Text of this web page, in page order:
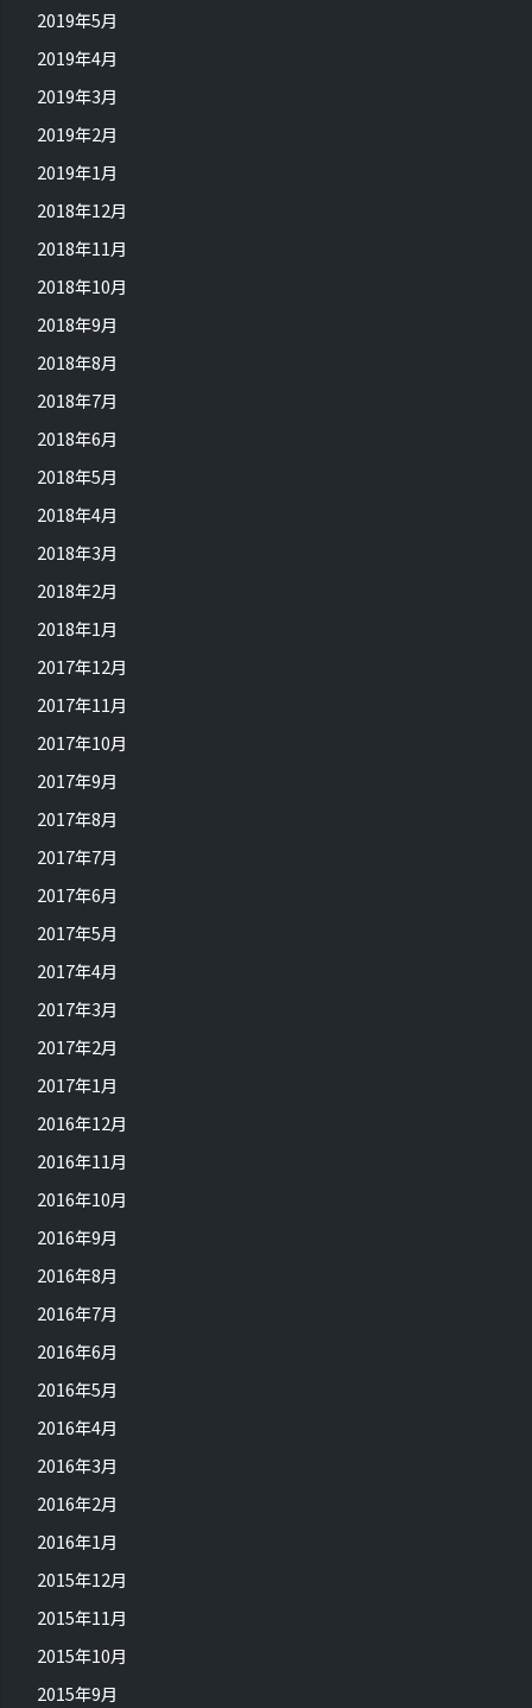
2019年5月
2019年4月
2019年3月
2019年2月
2019年1月
2018年12月
2018年11月
2018年10月
2018年9月
2018年8月
2018年7月
2018年6月
2018年5月
2018年4月
2018年3月
2018年2月
2018年1月
2017年12月
2017年11月
2017年10月
2017年9月
2017年8月
2017年7月
2017年6月
2017年5月
2017年4月
2017年3月
2017年2月
2017年1月
2016年12月
2016年11月
2016年10月
2016年9月
2016年8月
2016年7月
2016年6月
2016年5月
2016年4月
2016年3月
2016年2月
2016年1月
2015年12月
2015年11月
2015年10月
2015年9月